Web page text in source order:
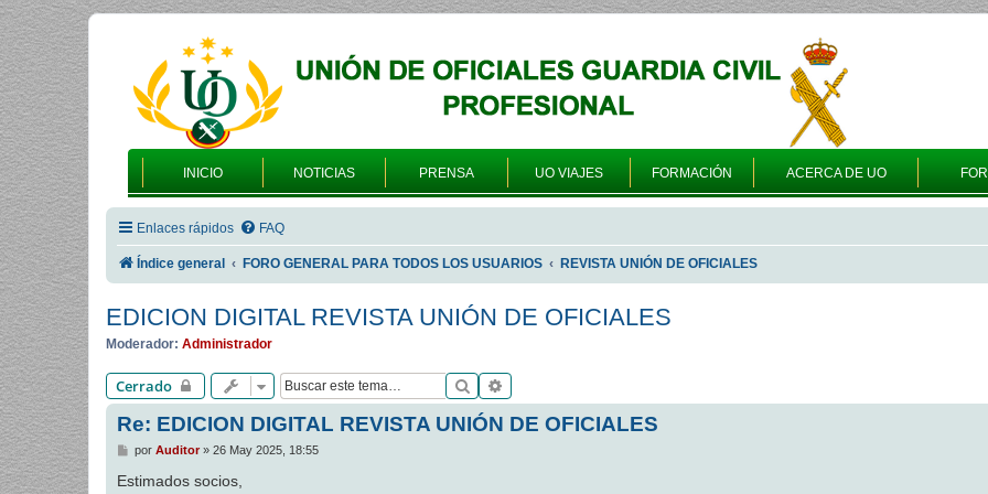
INICIO NOTICIAS PRENSA UO VIAJES FORMACIÓN ACERCA DE UO
Enlaces rápidos FAQ
Índice general FORO GENERAL PARA TODOS LOS USUARIOS REVISTA UNIÓN DE OFICIALES
EDICION DIGITAL REVISTA UNIÓN DE OFICIALES
Moderador: Administrador
Cerrado Buscar
Re: EDICION DIGITAL REVISTA UNIÓN DE OFICIALES
M
n
por Auditor» 26 May 2025, 18:55
Estimados socios,